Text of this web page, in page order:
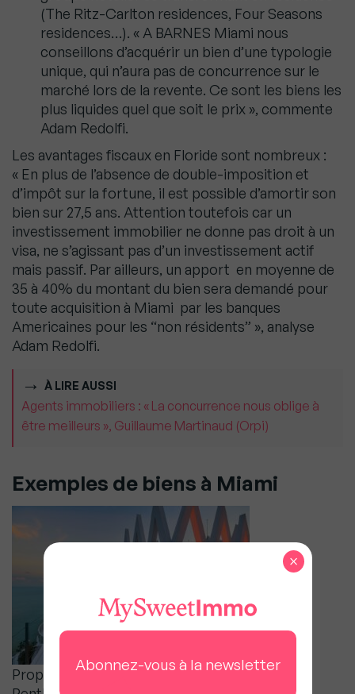
(The Ritz-Carlton residences, Four Seasons
residences…). « A BARNES Miami nous
conseillons d’acquérir un bien d’une typologie
unique, qui n’aura pas de concurrence sur le
marché lors de la revente. Ce sont les biens les
plus liquides quel que soit le prix », commente
Adam Redolfi.
Les avantages fiscaux en Floride sont nombreux :
« En plus de l’absence de double-imposition et
d’impôt sur la fortune, il est possible d’amortir son
bien sur 27,5 ans. Attention toutefois car un
investissement immobilier ne donne pas droit à un
visa, ne s’agissant pas d’un investissement actif
mais passif. Par ailleurs, un apport en moyenne de
35 à 40% du montant du bien sera demandé pour
toute acquisition à Miami par les banques
Americaines pour les “non résidents” », analyse
Adam Redolfi.
À LIRE AUSSI
Agents immobiliers : « La concurrence nous oblige à
être meilleurs », Guillaume Martinaud (Orpi)
Exemples de biens à Miami
Propriété unique en son genre. Ce magnifique
Abonnez-vous à la newsletter
×